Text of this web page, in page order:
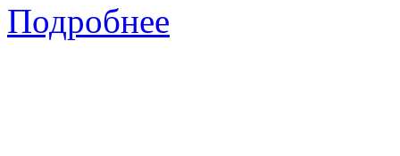
Подробнее